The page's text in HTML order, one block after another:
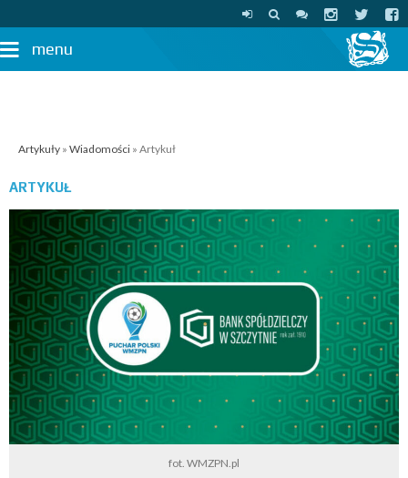
menu
Artykuły » Wiadomości » Artykuł
ARTYKUŁ
fot. WMZPN.pl